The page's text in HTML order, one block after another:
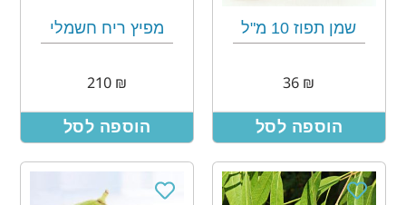
שמן תפוז 10 מ"ל
₪
הוספה לסל
מפיץ ריח חשמלי
₪
הוספה לסל